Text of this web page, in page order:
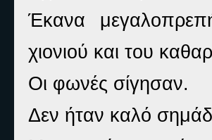
Έκανα
χιονιού και του
Οι φωνές σίγησαν.
Δεν ήταν καλό